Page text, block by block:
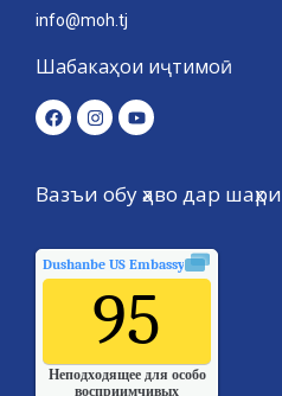
info@moh.tj
Шабакаҳои иҷтимоӣ
Вазъи обу ҳаво дар
Dushanbe US Embassyкачества
95
Неподходящее для особо
восприимчивых